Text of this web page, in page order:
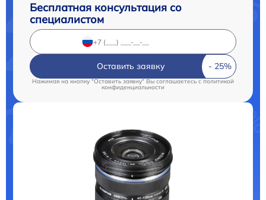
Бесплатная консультация со
специалистом
Оставить заявку
Нажимая на кнопку "Оставить заявку" Вы соглашаетесь c политикой
конфиденциальности